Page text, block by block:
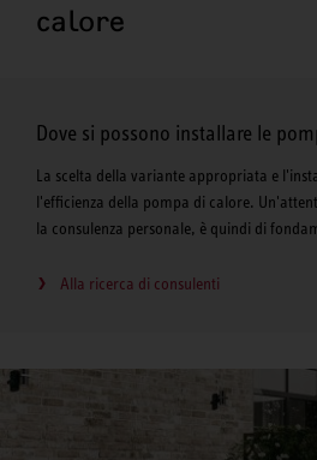
calore
Dove si possono installare le
La scelta della variante appropriata e
l'efficienza della pompa di calore.
la consulenza personale, è quindi di
Alla ricerca di consulenti